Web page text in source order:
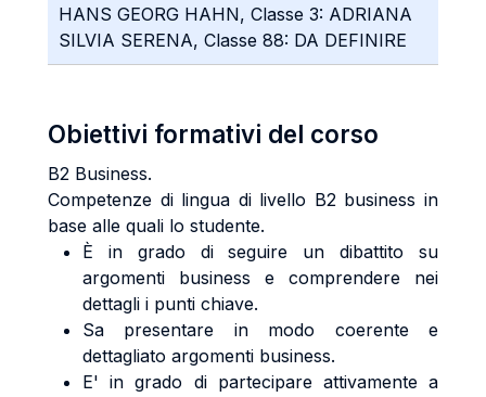
HANS GEORG HAHN, Classe 3: ADRIANA
SILVIA SERENA, Classe 88: DA DEFINIRE
Obiettivi formativi del corso
B2 Business.
Competenze di lingua di livello B2 business in
base alle quali lo studente.
È in grado di seguire un dibattito su
argomenti business e comprendere nei
dettagli i punti chiave.
Sa presentare in modo coerente e
dettagliato argomenti business.
E' in grado di partecipare attivamente a